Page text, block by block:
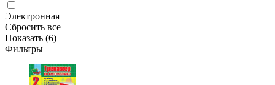
Электронная
Сбросить все
Показать (6)
Фильтры